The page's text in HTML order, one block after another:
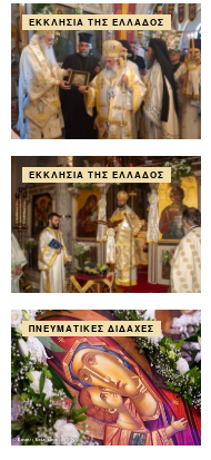
ΕΚΚΛΗΣΊΑ ΤΗΣ ΕΛΛΆΔΟΣ
ΕΚΚΛΗΣΊΑ ΤΗΣ ΕΛΛΆΔΟΣ
ΠΝΕΥΜΑΤΙΚΈΣ ΔΙΔΑΧΈΣ